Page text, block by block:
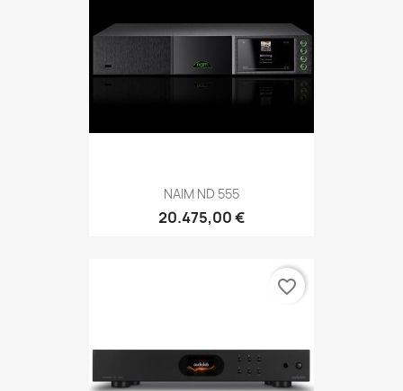
NAIM ND 555
20.475,00 €
favorite_border